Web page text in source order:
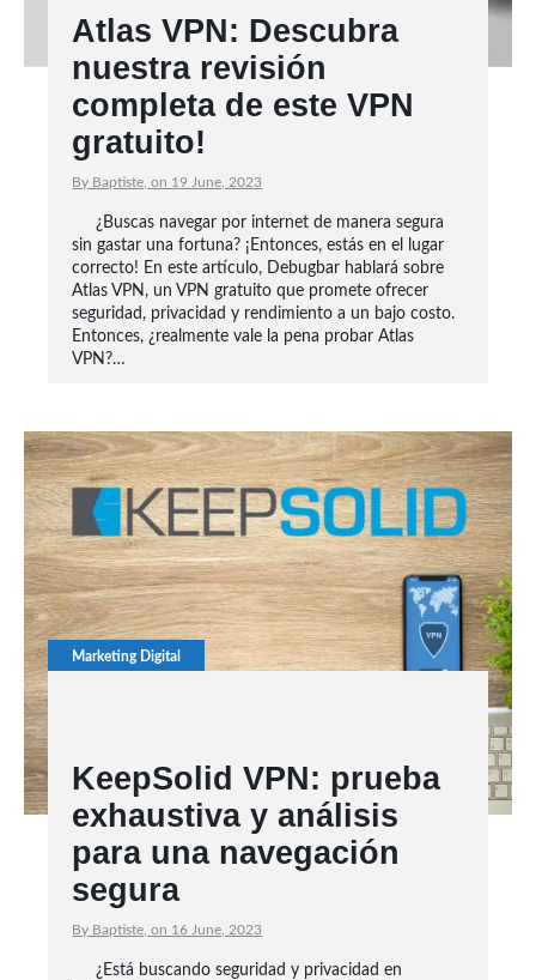
Atlas VPN: Descubra
nuestra revisión
completa de este VPN
gratuito!
By Baptiste, on 19 June, 2023
¿Buscas navegar por internet de manera segura
sin gastar una fortuna? ¡Entonces, estás en el lugar
correcto! En este artículo, Debugbar hablará sobre
Atlas VPN, un VPN gratuito que promete ofrecer
seguridad, privacidad y rendimiento a un bajo costo.
Entonces, ¿realmente vale la pena probar Atlas
VPN?…
Marketing Digital
KeepSolid VPN: prueba
exhaustiva y análisis
para una navegación
segura
By Baptiste, on 16 June, 2023
¿Está buscando seguridad y privacidad en